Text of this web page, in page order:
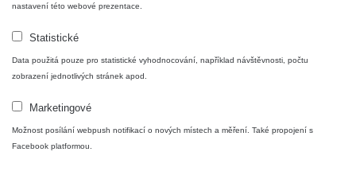
Mapa
nastavení této webové prezentace.
Statistické
Data použitá pouze pro statistické vyhodnocování, například návštěvnosti, počtu
zobrazení jednotlivých stránek apod.
Marketingové
Možnost posílání webpush notifikací o nových místech a měření. Také propojení s
Facebook platformou.